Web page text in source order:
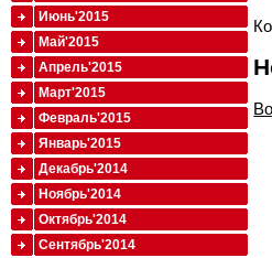
Июнь'2015
Май'2015
Апрель'2015
Март'2015
Февраль'2015
Январь'2015
Декабрь'2014
Ноябрь'2014
Октябрь'2014
Сентябрь'2014